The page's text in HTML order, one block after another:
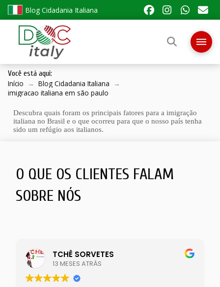
Blog Cidadania Italiana
Você está aqui:
Início → Blog Cidadania Italiana
→
imigracao italiana em são paulo
Descubra quais foram os principais fatores para a imigração
italiana no Brasil e o que ocorreu para que o nosso país tenha
sido um refúgio aos italianos.
O QUE OS CLIENTES FALAM
SOBRE NÓS
TCHÊ SORVETES
13 MESES ATRÁS